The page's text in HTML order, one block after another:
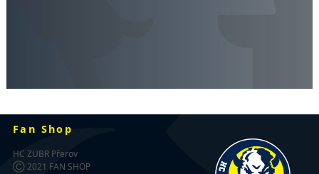
Fan Shop
HC ZUBR Přerov
Ⓒ 2021 FAN SHOP